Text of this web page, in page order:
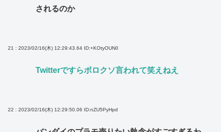
されるのか
21 : 2023/02/16(木) 12:29:43.64 ID:+KOtyOUN0
Twitterですらボロクソ言われて笑えねえ
22 : 2023/02/16(木) 12:29:50.06 ID:nZU5PyHpd